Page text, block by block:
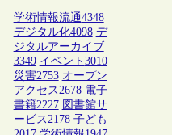
学術情報流通4348
デジタル化4098 デ
ジタルアーカイブ
3349 イベント 3010
災害2753 オープン
アクセス2678 電子
書籍2227 図書館サ
ービス2178 子ども